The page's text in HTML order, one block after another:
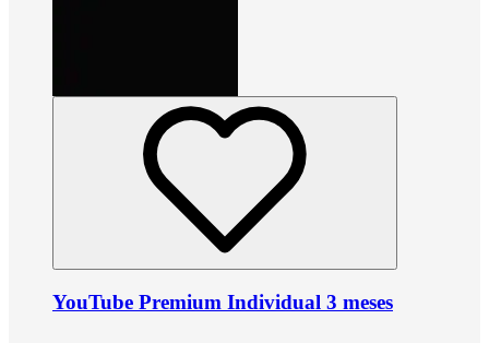
YouTube Premium Individual 3 meses